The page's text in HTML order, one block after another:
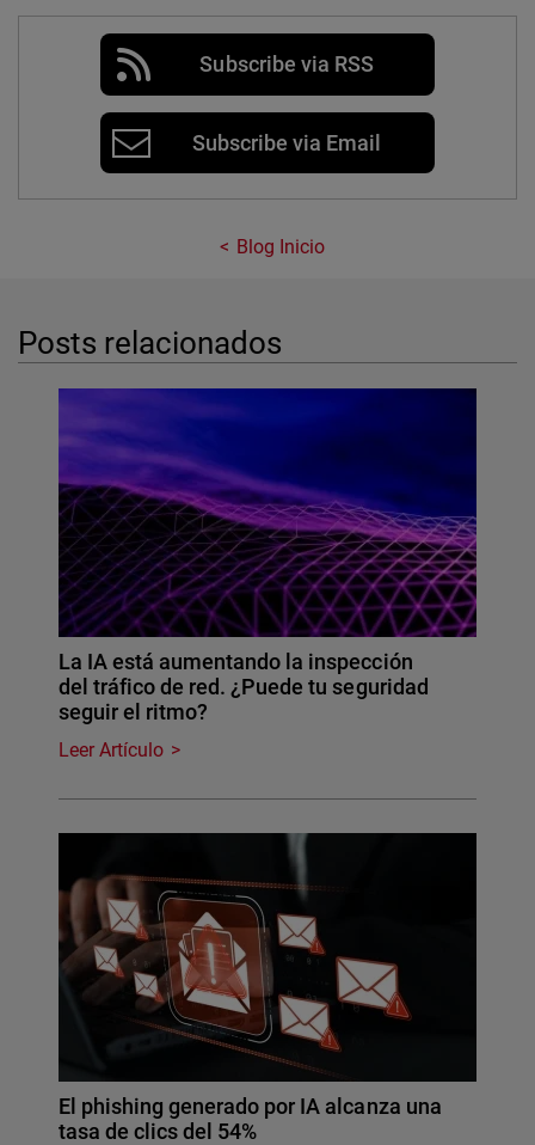
Subscribe via RSS
Subscribe via Email
Blog Inicio
Posts relacionados
La IA está aumentando la inspección
del tráfico de red. ¿Puede tu seguridad
seguir el ritmo?
Leer Artículo
El phishing generado por IA alcanza una
tasa de clics del 54%